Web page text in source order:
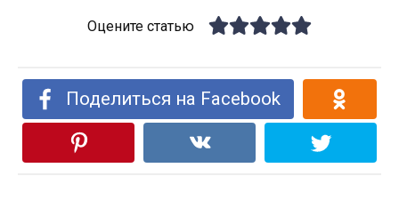
Оцените статью
Поделиться на Facebook